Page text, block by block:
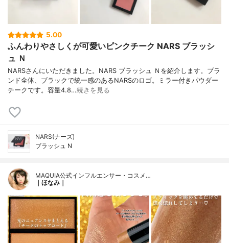
5.00
ふんわりやさしくが可愛いピンクチーク NARS ブラッシ
ュ Ｎ
NARSさんにいただきました。NARS ブラッシュ Ｎを紹介します。ブラ
ンド全体、ブラックで統一感のあるNARSのロゴ。ミラー付きパウダー
チークです。容量4.8…続きを見る
NARS(ナーズ)
ブラッシュ N
MAQUIA公式インフルエンサー・コスメ…
｜ほなみ｜